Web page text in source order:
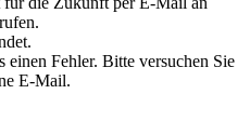
einen Fehler. Bitte versuchen Sie
E-Mail.